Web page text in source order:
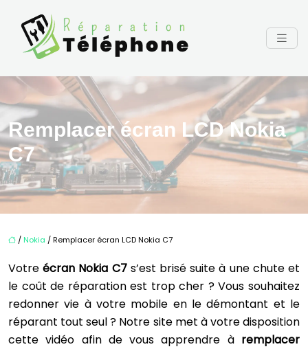
Remplacer écran LCD Nokia
C7
/ Nokia / Remplacer écran LCD Nokia C7
Votreécran Nokia C7s’est brisé suite à une chute et
le coût de réparation est trop cher ? Vous souhaitez
redonner vie à votre mobile en le démontant et le
réparant tout seul ? Notre site met à votre disposition
cette vidéo afin de vous apprendre à remplacer